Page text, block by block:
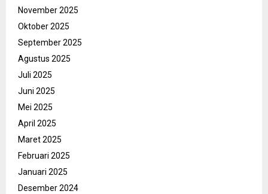
November 2025
Oktober 2025
September 2025
Agustus 2025
Juli 2025
Juni 2025
Mei 2025
April 2025
Maret 2025
Februari 2025
Januari 2025
Desember 2024